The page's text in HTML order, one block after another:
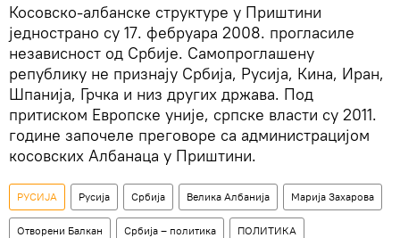
Косовско-албанске структуре у Приштини
једнострано су 17. фебруара 2008. прогласиле
независност од Србије. Самопроглашену
републику не признају Србија, Русија, Кина, Иран,
Шпанија, Грчка и низ других држава. Под
притиском Европске уније, српске власти су 2011.
године започеле преговоре са администрацијом
косовских Албанаца у Приштини.
РУСИЈА Русија Србија Велика Албанија Марија Захарова
Отворени Балкан Србија – политика ПОЛИТИКА